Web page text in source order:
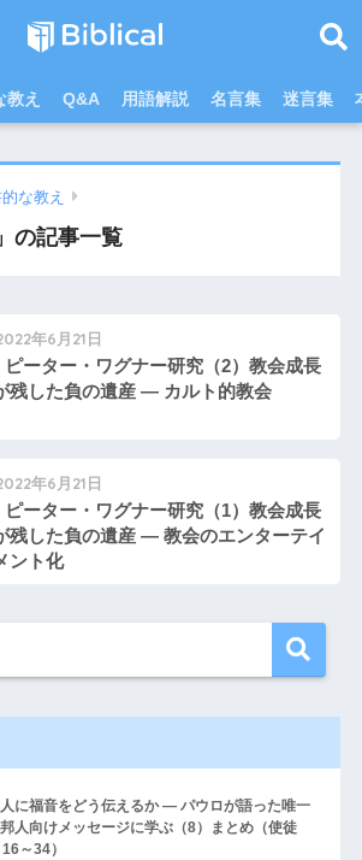
教え Q&A 用語解説 名言集 迷言集
な教え
の記事一覧
年6月21日
ピーター・ワグナー研究（2）教会成長
残した負の遺産 ― カルト的教会
年6月21日
ピーター・ワグナー研究（1）教会成長
残した負の遺産 ― 教会のエンターテイ
ント化
人に福音をどう伝えるか ― パウロが語った唯一
人向けメッセージに学ぶ（8）まとめ（使徒
～34）